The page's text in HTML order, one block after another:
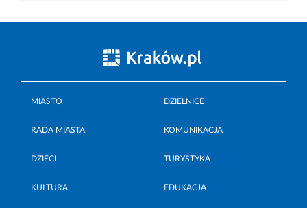
MIASTO DZIELNICE
RADA MIASTA KOMUNIKACJA
DZIECI TURYSTYKA
KULTURA EDUKACJA